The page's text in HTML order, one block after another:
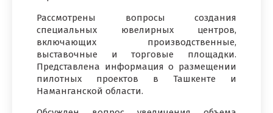
Рассмотрены вопросы создания
специальных ювелирных центров,
включающих производственные,
выставочные и торговые площадки.
Представлена информация о размещении
пилотных проектов в Ташкенте и
Наманганской области.